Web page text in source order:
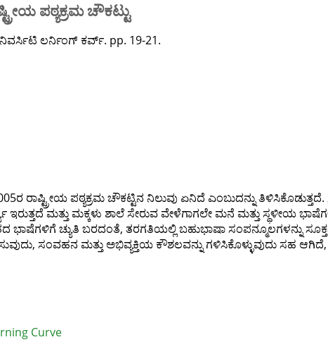
ಪಠ್ಯಕ್ರಮ ಚೌಕಟ್ಟು
ಲರ್ನಿಂಗ್ ಕರ್ವ್. pp. 19-21.
ಪಠ್ಯಕ್ರಮ ಚೌಕಟ್ಟಿನ ನಿಲುವು ಏನಿದೆ ಎಂಬುದನ್ನು ತಿಳಿಸಿಕೊಡುತ್ತದೆ.
ಮತ್ತು ಮಕ್ಕಳು ಶಾಲೆ ಸೇರುವ ವೇಳೆಗಾಗಲೇ ಮನೆ ಮತ್ತು ಸ್ಥಳೀಯ
ಚ್ಯುತಿ ಬರದಂತೆ, ತರಗತಿಯಲ್ಲಿ ಬಹುಭಾಷಾ ಸಂಪನ್ಮೂಲಗಳನ್ನು
ಸಂವಹನ ಮತ್ತು ಅಭಿವ್ಯಕ್ತಿಯ ಕೌಶಲವನ್ನು ಗಳಿಸಿಕೊಳ್ಳುವುದು ಸಹ ಆಗಿದೆ,
Curve